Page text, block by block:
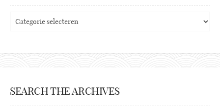
SEARCH THE ARCHIVES